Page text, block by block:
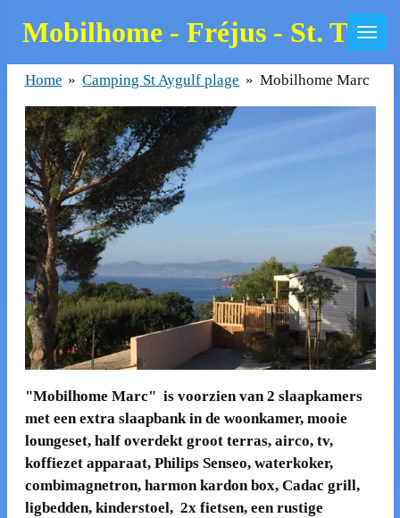
Skip
main
content
Mobilhome - Fréjus - St.
Home » Camping St Aygulf plage » Mobilhome Marc
"Mobilhome Marc" is voorzien van 2 slaapkamers
met een extra slaapbank in de woonkamer, mooie
loungeset, half overdekt groot terras, airco, tv,
koffiezet apparaat, Philips Senseo, waterkoker,
combimagnetron, harmon kardon box, Cadac grill,
ligbedden, kinderstoel, 2x fietsen, een rustige